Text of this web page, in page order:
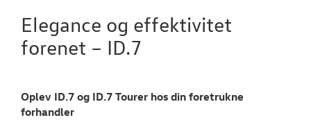
Vejen til et
Elegance og effektivitet
forenet – ID.7
Oplev ID.7 og ID.7 Tourer hos din foretrukne
forhandler